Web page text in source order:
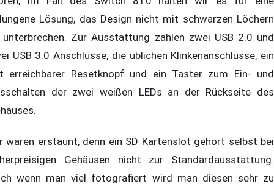
Lösung, das Design nicht mit schwarzen Löchern
unterbrechen. Zur Ausstattung zählen zwei USB 2.0 und
USB 3.0 Anschlüsse, die üblichen Klinkenanschlüsse, ein
erreichbarer Resetknopf und ein Taster zum Ein- und
der zwei weißen LEDs an der Rückseite des
waren erstaunt, denn ein SD Kartenslot gehört selbst bei
Gehäusen nicht zur Standardausstattung.
wenn man viel fotografiert wird man diesen sehr zu